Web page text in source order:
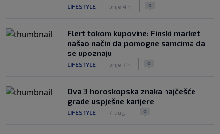
LIFESTYLE prije 4 h 0
Flert tokom kupovine: Finski market
našao način da pomogne samcima da
se upoznaju
LIFESTYLE prije 7 h 0
Ova 3 horoskopska znaka najčešće
grade uspješne karijere
LIFESTYLE 7. aug. 0